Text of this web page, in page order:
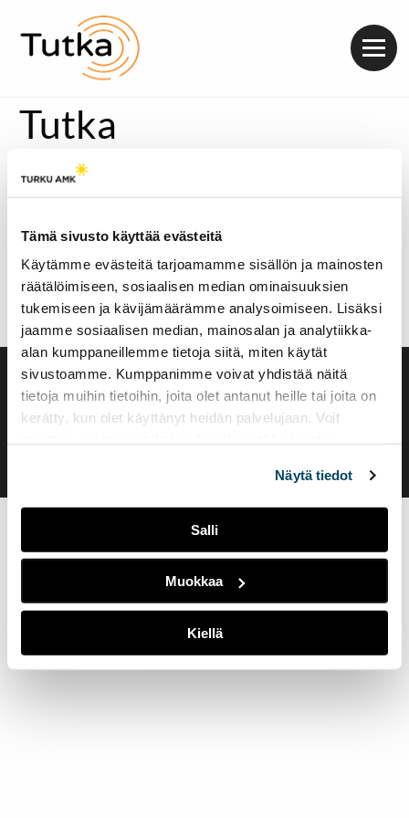
Tämä sivusto käyttää evästeitä
Käytämme evästeitä tarjoamamme sisällön ja mainosten
räätälöimiseen, sosiaalisen median ominaisuuksien
tukemiseen ja kävijämäärämme analysoimiseen. Lisäksi
jaamme sosiaalisen median, mainosalan ja analytiikka-
alan kumppaneillemme tietoja siitä, miten käytät
sivustoamme. Kumppanimme voivat yhdistää näitä
tietoja muihin tietoihin, joita olet antanut heille tai joita on
kerätty, kun olet käyttänyt heidän palvelujaan. Voit
Näytä tiedot
Salli
Muokkaa
Kiellä
Tutka
[metaslider id=25166]
Viime lauantaina HK-Areenalla järjestetty mopomiitti
fiiliksillä osallistujat olivat liikkeellä? Entä mitä
tapahtuma merkitsee nuorille?
Äänitoistin
Saavutettavuusseloste
Evästeasetukset